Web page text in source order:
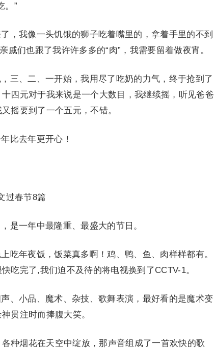
。”
我像一头饥饿的狮子吃着嘴里的，拿着手里的不到
戚们也跟了我许许多多的“肉”，我需要留着做夜宵。
、二、一开始，我用尽了吃奶的力气，终于抢到了
四元对于我来说是一个大数目，我继续摇，听见爸爸
摇要到了一个五元，不错。
比去年更开心！
春节8篇
一年中最隆重、最盛大的节日。
年夜饭，饭菜真多啊！鸡、鸭、鱼、肉样样都有。
吃完了,我们迫不及待的将电视换到了CCTV-1。
小品、魔术、杂技、歌舞表演，最好看的是魔术变
贯注时而捧腹大笑。
烟花在天空中绽放，那声音组成了一首欢快的歌